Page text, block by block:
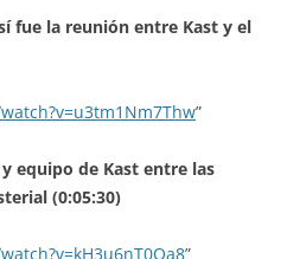
fue la reunión entre Kast y el
”
equipo de Kast entre las
(0:05:30)
”